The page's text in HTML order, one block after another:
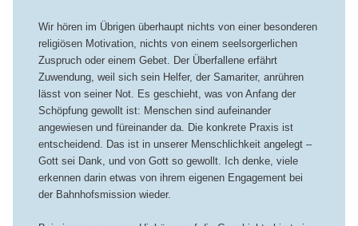
Wir hören im Übrigen überhaupt nichts von einer besonderen
religiösen Motivation, nichts von einem seelsorgerlichen
Zuspruch oder einem Gebet. Der Überfallene erfährt
Zuwendung, weil sich sein Helfer, der Samariter, anrühren
lässt von seiner Not. Es geschieht, was von Anfang der
Schöpfung gewollt ist: Menschen sind aufeinander
angewiesen und füreinander da. Die konkrete Praxis ist
entscheidend. Das ist in unserer Menschlichkeit angelegt –
Gott sei Dank, und von Gott so gewollt. Ich denke, viele
erkennen darin etwas von ihrem eigenen Engagement bei
der Bahnhofsmission wieder.